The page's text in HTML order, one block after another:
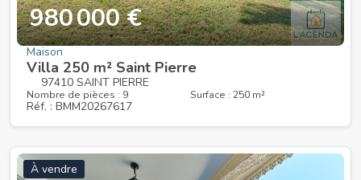
980 000 €
Maison
Villa 250 m² Saint Pierre
97410 SAINT PIERRE
Nombre de pièces : 9 Surface : 250 m²
Réf. : BMM20267617
À vendre